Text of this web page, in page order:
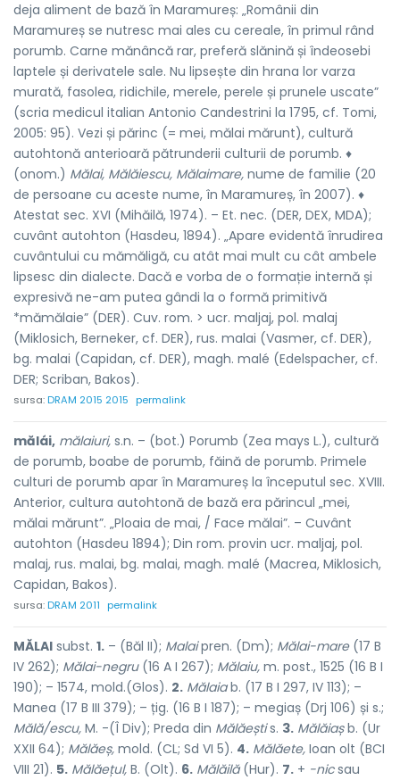
deja aliment de bază în Maramureș: „Românii din
Maramureș se nutresc mai ales cu cereale, în primul rând
porumb. Carne mănâncă rar, preferă slănină și îndeosebi
laptele și derivatele sale. Nu lipsește din hrana lor varza
murată, fasolea, ridichile, merele, perele și prunele uscate”
(scria medicul italian Antonio Candestrini la 1795, cf. Tomi,
2005: 95). Vezi și părinc (= mei, mălai mărunt), cultură
autohtonă anterioară pătrunderii culturii de porumb. ♦
(onom.) Mălai, Mălăiescu, Mălaimare, nume de familie (20
de persoane cu aceste nume, în Maramureș, în 2007). ♦
Atestat sec. XVI (Mihăilă, 1974). – Et. nec. (DER, DEX, MDA);
cuvânt autohton (Hasdeu, 1894). „Apare evidentă înrudirea
cuvântului cu mămăligă, cu atât mai mult cu cât ambele
lipsesc din dialecte. Dacă e vorba de o formație internă și
expresivă ne-am putea gândi la o formă primitivă
*mămălaie” (DER). Cuv. rom. > ucr. maljaj, pol. malaj
(Miklosich, Berneker, cf. DER), rus. malai (Vasmer, cf. DER),
bg. malai (Capidan, cf. DER), magh. malé (Edelspacher, cf.
DER; Scriban, Bakos).
sursa:DRAM 2015 2015 permalink
mălái, mălaiuri, s.n. – (bot.) Porumb (Zea mays L.), cultură
de porumb, boabe de porumb, făină de porumb. Primele
culturi de porumb apar în Maramureș la începutul sec. XVIII.
Anterior, cultura autohtonă de bază era părincul „mei,
mălai mărunt”. „Ploaia de mai, / Face mălai”. – Cuvânt
autohton (Hasdeu 1894); Din rom. provin ucr. maljaj, pol.
malaj, rus. malai, bg. malai, magh. malé (Macrea, Miklosich,
Capidan, Bakos).
sursa:DRAM 2011 permalink
MĂLAI subst. 1. – (Băl II); Malaipren. (Dm); Mălai-mare(17 B
IV 262); Mălai-negru(16 A I 267); Mălaiu, m. post., 1525 (16 B I
190); – 1574, mold.(Glos). 2. Mălaiab. (17 B I 297, IV 113); –
Manea (17 B III 379); – țig. (16 B I 187); – megiaș (Drj 106) și s.;
Mălă/escu, M. -(Î Div); Preda din Mălăeștis. 3. Mălăiașb. (Ur
XXII 64); Mălăeș, mold. (CL; Sd VI 5). 4. Mălăete, Ioan olt (BCI
VIII 21). 5. Mălăețul, B. (Olt). 6. Mălăilă(Hur). 7. + -nicsau